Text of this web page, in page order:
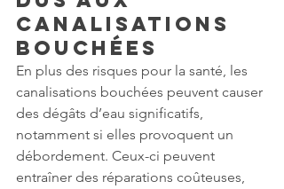
canalisations
bouchées
En plus des risques pour la santé, les
canalisations bouchées peuvent causer
des dégâts d’eau significatifs,
notamment si elles provoquent un
débordement. Ceux-ci peuvent
entraîner des réparations coûteuses,